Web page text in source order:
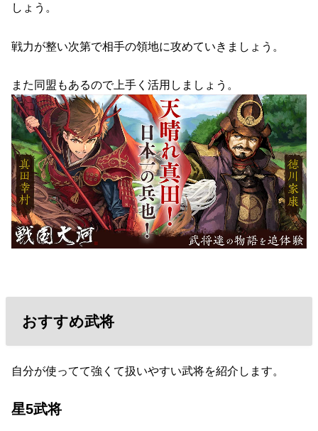
しょう。
戦力が整い次第で相手の領地に攻めていきましょう。
また同盟もあるので上手く活用しましょう。
おすすめ武将
自分が使ってて強くて扱いやすい武将を紹介します。
星5武将